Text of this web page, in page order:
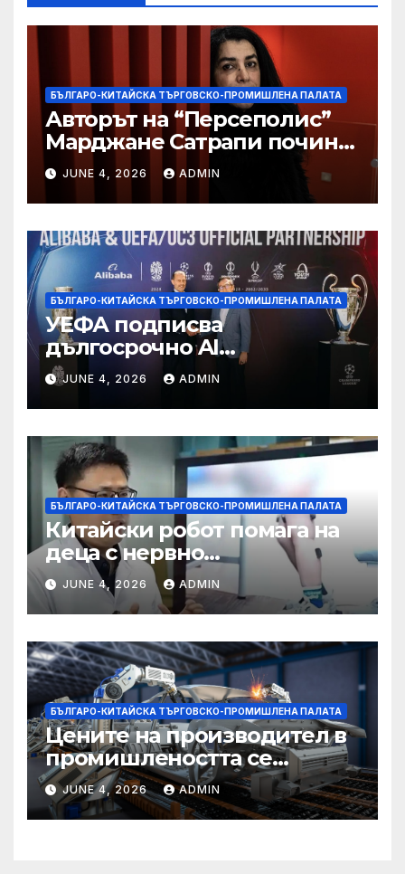
БЪЛГАРО-КИТАЙСКА ТЪРГОВСКО-ПРОМИШЛЕНА ПАЛАТА
Авторът на “Персеполис”
Марджане Сатрапи почина
“от тъга” на 56 години
JUNE 4, 2026 ADMIN
БЪЛГАРО-КИТАЙСКА ТЪРГОВСКО-ПРОМИШЛЕНА ПАЛАТА
УЕФА подписва
дългосрочно AI
партньорство с Alibaba
JUNE 4, 2026 ADMIN
БЪЛГАРО-КИТАЙСКА ТЪРГОВСКО-ПРОМИШЛЕНА ПАЛАТА
Китайски робот помага на
деца с нервно
разстройство да се
изправят за първи път
JUNE 4, 2026 ADMIN
БЪЛГАРО-КИТАЙСКА ТЪРГОВСКО-ПРОМИШЛЕНА ПАЛАТА
Цените на производител в
промишлеността се
понижават с 0,7% в
еврозоната и с 0,5% в ЕС
JUNE 4, 2026 ADMIN